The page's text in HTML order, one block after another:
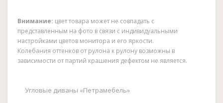
Внимание: цвет товара может не совпадать с
представленным на фото в связи с индивидуальными
настройками цветов монитора и его яркости.
Колебания оттенков от рулона к рулону возможны в
зависимости от партий крашения дефектом не является.
Угловые диваны «Петрамебель»